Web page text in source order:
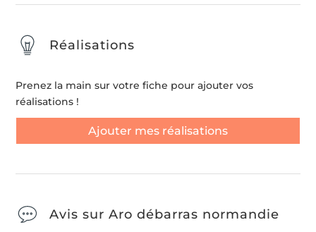
Réalisations
Prenez la main sur votre fiche pour ajouter vos
réalisations !
Ajouter mes réalisations
Avis sur Aro débarras normandie